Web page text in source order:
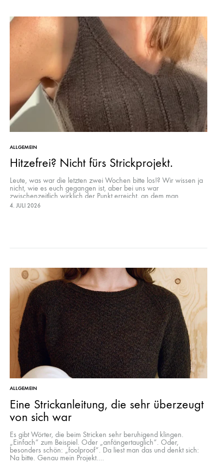
ALLGEMEIN
Hitzefrei? Nicht fürs Strickprojekt.
Leute, was war die letzten zwei Wochen bitte los!? Wir wissen ja
nicht, wie es euch gegangen ist, aber bei uns war
zwischenzeitlich wirklich der Punkt erreicht, an dem man…
4. JULI 2026
ALLGEMEIN
Eine Strickanleitung, die sehr überzeugt
von sich war
Es gibt Wörter, die beim Stricken sehr beruhigend klingen.
„Einfach“ zum Beispiel. Oder „anfängertauglich“. Oder,
besonders schön: „foolproof“. Da liest man das und denkt sich:
Na bitte. Genau mein Projekt.…